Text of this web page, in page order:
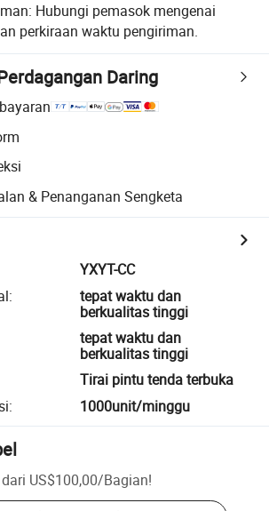
Hubungi pemasok mengenai
perkiraan waktu pengiriman.
Daring
& Penanganan Sengketa
YXYT-CC
:
tepat waktu dan
berkualitas tinggi
tepat waktu dan
berkualitas tinggi
Tirai pintu tenda terbuka
: 1000unit/minggu
US$100,00/Bagian!